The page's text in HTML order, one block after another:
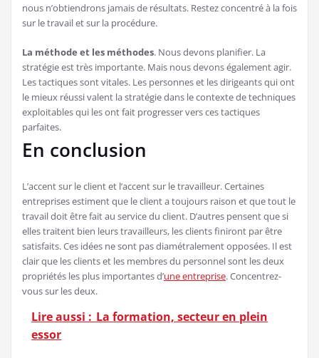
nous n’obtiendrons jamais de résultats. Restez concentré à la fois
sur le travail et sur la procédure.
La méthode et les méthodes. Nous devons planifier. La
stratégie est très importante. Mais nous devons également agir.
Les tactiques sont vitales. Les personnes et les dirigeants qui ont
le mieux réussi valent la stratégie dans le contexte de techniques
exploitables qui les ont fait progresser vers ces tactiques
parfaites.
En conclusion
L’accent sur le client et l’accent sur le travailleur. Certaines
entreprises estiment que le client a toujours raison et que tout le
travail doit être fait au service du client. D’autres pensent que si
elles traitent bien leurs travailleurs, les clients finiront par être
satisfaits. Ces idées ne sont pas diamétralement opposées. Il est
clair que les clients et les membres du personnel sont les deux
propriétés les plus importantes d’une entreprise. Concentrez-
vous sur les deux.
Lire aussi : La formation, secteur en plein
essor